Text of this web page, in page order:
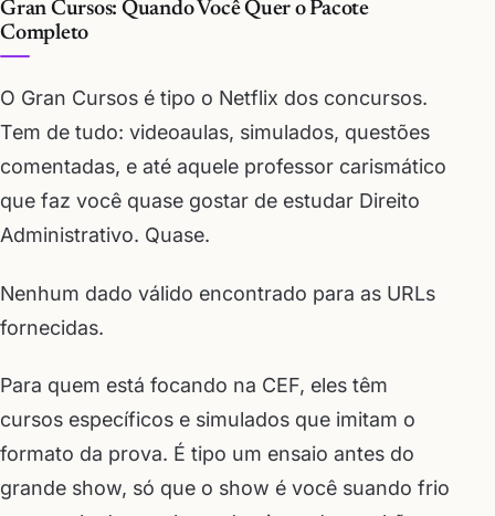
Gran Cursos: Quando Você Quer o Pacote
Completo
O Gran Cursos é tipo o Netflix dos concursos.
Tem de tudo: videoaulas, simulados, questões
comentadas, e até aquele professor carismático
que faz você quase gostar de estudar Direito
Administrativo. Quase.
Nenhum dado válido encontrado para as URLs
fornecidas.
Para quem está focando na CEF, eles têm
cursos específicos e simulados que imitam o
formato da prova. É tipo um ensaio antes do
grande show, só que o show é você suando frio